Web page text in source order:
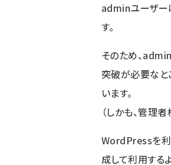
adminユーザー
す。
そのため、
突破が必要なと
います。
（しかも、管理
WordPressを利
成して利用する